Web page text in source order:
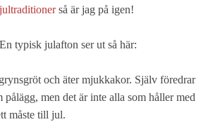
jultraditionerså är jag på igen!
En typisk julafton ser ut så här:
och äter mjukkakor. Själv föredrar
pålägg, men det är inte alla som håller med
måste till jul.